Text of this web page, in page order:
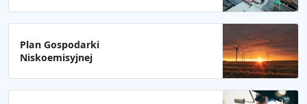
Plan Gospodarki
Niskoemisyjnej